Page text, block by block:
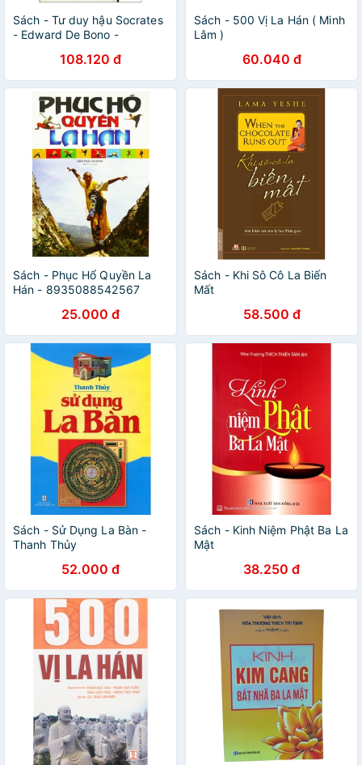
Sách - Tư duy hậu Socrates
- Edward De Bono -
108.120 đ
Sách - 500 Vị La Hán ( Minh
Lâm )
60.040 đ
Sách - Phục Hổ Quyền La
Hán - 8935088542567
25.000 đ
Sách - Khi Sô Cô La Biến
Mất
58.500 đ
Sách - Sử Dụng La Bàn -
Thanh Thủy
52.000 đ
Sách - Kinh Niệm Phật Ba La
Mật
38.250 đ